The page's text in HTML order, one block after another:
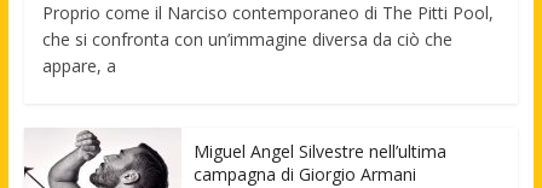
Proprio come il Narciso contemporaneo di The Pitti Pool,
che si confronta con un’immagine diversa da ciò che
appare, a
Miguel Angel Silvestre nell’ultima
campagna di Giorgio Armani